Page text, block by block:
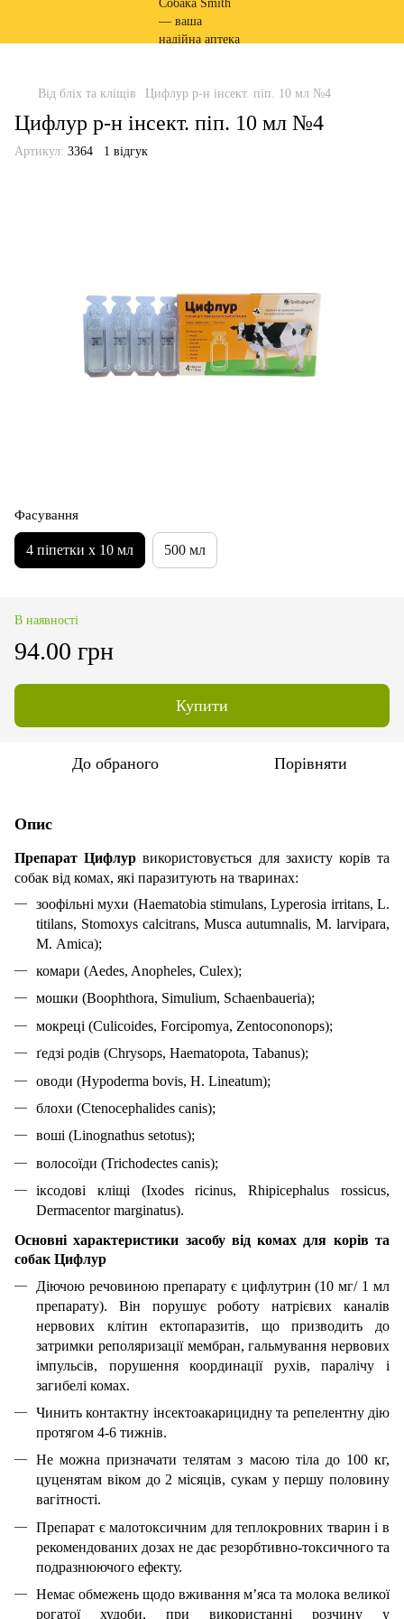
Від бліх та кліщів Цифлур р-н інсект. піп. 10 мл №4
Цифлур р-н інсект. піп. 10 мл №4
Артикул: 3364 1 відгук
Фасування
4 піпетки х 10 мл 500 мл
В наявності
94.00 грн
Купити
До обраного Порівняти
Опис
Препарат Цифлур використовується для захисту корів та
собак від комах, які паразитують на тваринах:
зоофільні мухи (Haematobia stimulans, Lyperosia irritans, L.
titilans, Stomoxys calcitrans, Musca autumnalis, M. larvipara,
M. Аmica);
комари (Aedes, Anopheles, Culex);
мошки (Boophthora, Simulium, Schaenbaueria);
мокреці (Culicoides, Forcipomya, Zentocononops);
ґедзі родів (Chrysops, Haematopota, Tabanus);
оводи (Нypoderma bovis, H. Lineatum);
блохи (Ctenocephalides canis);
воші (Linognathus setotus);
волосоїди (Trichodectes canis);
іксодові кліщі (Ixodes ricinus, Rhipicephalus rossicus,
Dermacentor marginatus).
Основні характеристики засобу від комах для корів та
собак Цифлур
Діючою речовиною препарату є цифлутрин (10 мг/ 1 мл
препарату). Він порушує роботу натрієвих каналів
нервових клітин ектопаразитів, що призводить до
затримки реполяризації мембран, гальмування нервових
імпульсів, порушення координації рухів, паралічу і
загибелі комах.
Чинить контактну інсектоакарицидну та репелентну дію
протягом 4-6 тижнів.
Не можна призначати телятам з масою тіла до 100 кг,
цуценятам віком до 2 місяців, сукам у першу половину
вагітності.
Препарат є малотоксичним для теплокровних тварин і в
рекомендованих дозах не дає резорбтивно-токсичного та
подразнюючого ефекту.
Немає обмежень щодо вживання м’яса та молока великої
рогатої худоби, при використанні розчину у